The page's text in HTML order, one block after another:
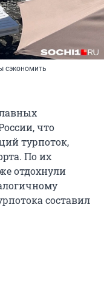
сэкономить
что
турпоток,
По их
отдохнули
составил